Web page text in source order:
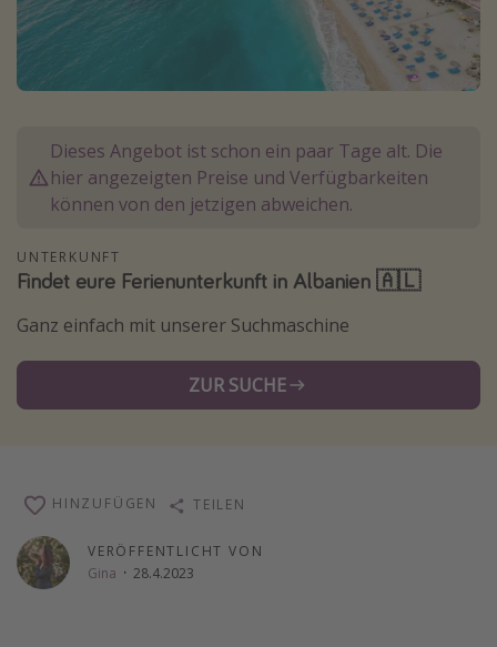
Bodensee Urlaub
Normandie Urlaub
St. Lucia Urlaub
Kefalonia Urlaub
Tulum Urlaub
Reisethemen
Disneyland Paris
Roadtrips
Wochenendtrip
Dieses Angebot ist schon ein paar Tage alt. Die
hier angezeigten Preise und Verfügbarkeiten
können von den jetzigen abweichen.
UNTERKUNFT
Findet eure Ferienunterkunft in Albanien 🇦🇱
Ganz einfach mit unserer Suchmaschine
ZUR SUCHE
VERÖFFENTLICHT VON
Gina · 28.4.2023
HINZUFÜGEN TEILEN